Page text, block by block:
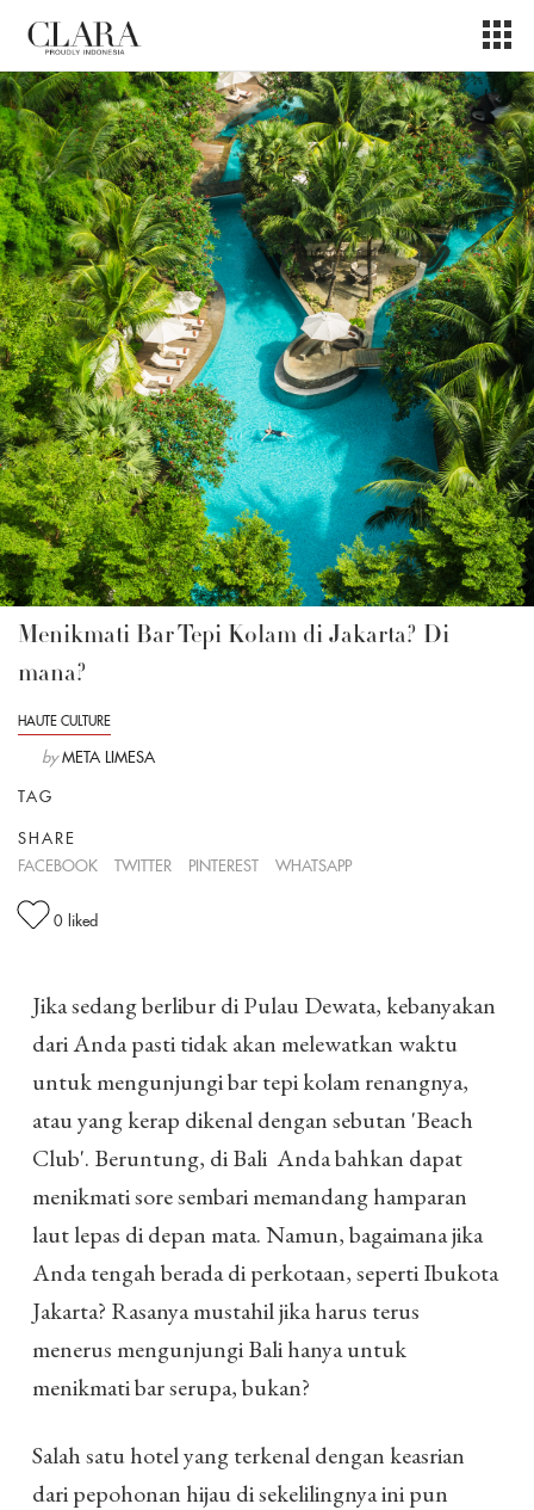
Menikmati Bar Tepi Kolam di Jakarta? Di
mana?
HAUTE CULTURE
by META LIMESA
TAG
SHARE
FACEBOOK
TWITTER PINTEREST WHATSAPP
0 liked
Jika sedang berlibur di Pulau Dewata, kebanyakan
dari Anda pasti tidak akan melewatkan waktu
untuk mengunjungi bar tepi kolam renangnya,
atau yang kerap dikenal dengan sebutan 'Beach
Club'. Beruntung, di Bali Anda bahkan dapat
menikmati sore sembari memandang hamparan
laut lepas di depan mata. Namun, bagaimana jika
Anda tengah berada di perkotaan, seperti Ibukota
Jakarta? Rasanya mustahil jika harus terus
menerus mengunjungi Bali hanya untuk
menikmati bar serupa, bukan?
Salah satu hotel yang terkenal dengan keasrian
dari pepohonan hijau di sekelilingnya ini pun